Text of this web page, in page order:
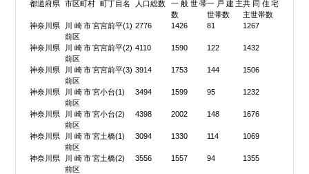
都道府県 市区町村 町丁目名 人口総数
一般世帯
数
一戸建主
世帯数
共同住宅
主世帯数
神奈川県
川崎市宮
前区
宮前平(1) 2776 1426 81 1267
神奈川県
川崎市宮
前区
宮前平(2) 4110 1590 122 1432
神奈川県
川崎市宮
前区
宮前平(3) 3914 1753 144 1506
神奈川県
川崎市宮
前区
小台(1) 3494 1599 95 1232
神奈川県
川崎市宮
前区
小台(2) 4398 2002 148 1676
神奈川県
川崎市宮
前区
土橋(1) 3094 1330 114 1069
神奈川県
川崎市宮
前区
土橋(2) 3556 1557 94 1355